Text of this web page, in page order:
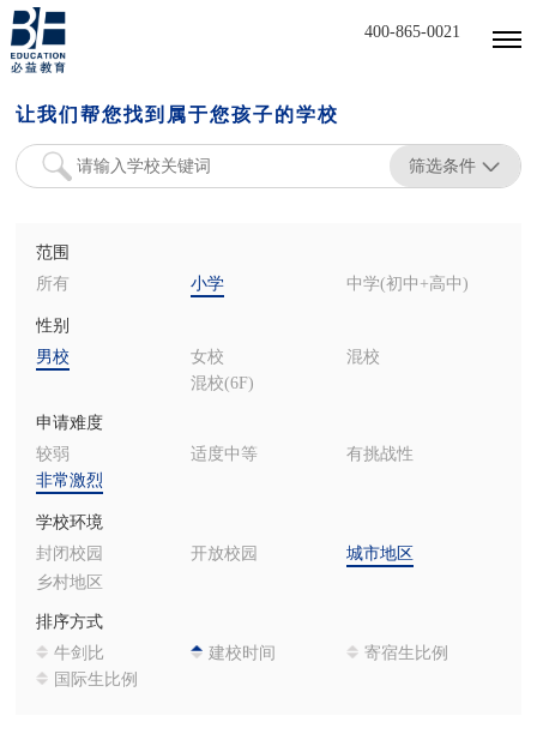
400-865-0021
让我们帮您找到属于您孩子的学校
筛选条件
范围
所有
小学 中学(初中+高中)
性别
男校
女校
混校
混校(6F)
申请难度
较弱
适度中等
有挑战性
非常激烈
学校环境
封闭校园
开放校园
城市地区
乡村地区
排序方式
牛剑比
建校时间
寄宿生比例
国际生比例